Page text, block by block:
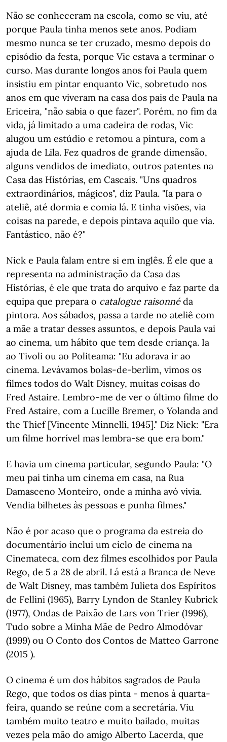
Não se conheceram na escola, como se viu, até
porque Paula tinha menos sete anos. Podiam
mesmo nunca se ter cruzado, mesmo depois do
episódio da festa, porque Vic estava a terminar o
curso. Mas durante longos anos foi Paula quem
insistiu em pintar enquanto Vic, sobretudo nos
anos em que viveram na casa dos pais de Paula na
Ericeira, "não sabia o que fazer". Porém, no fim da
vida, já limitado a uma cadeira de rodas, Vic
alugou um estúdio e retomou a pintura, com a
ajuda de Lila. Fez quadros de grande dimensão,
alguns vendidos de imediato, outros patentes na
Casa das Histórias, em Cascais. "Uns quadros
extraordinários, mágicos", diz Paula. "Ia para o
ateliê, até dormia e comia lá. E tinha visões, via
coisas na parede, e depois pintava aquilo que via.
Fantástico, não é?"
Nick e Paula falam entre si em inglês. É ele que a
representa na administração da Casa das
Histórias, é ele que trata do arquivo e faz parte da
equipa que prepara o catalogue raisonnéda
pintora. Aos sábados, passa a tarde no ateliê com
a mãe a tratar desses assuntos, e depois Paula vai
ao cinema, um hábito que tem desde criança. Ia
ao Tivoli ou ao Politeama: "Eu adorava ir ao
cinema. Levávamos bolas-de-berlim, vimos os
filmes todos do Walt Disney, muitas coisas do
Fred Astaire. Lembro-me de ver o último filme do
Fred Astaire, com a Lucille Bremer, o Yolanda and
the Thief [Vincente Minnelli, 1945]." Diz Nick: "Era
um filme horrível mas lembra-se que era bom."
E havia um cinema particular, segundo Paula: "O
meu pai tinha um cinema em casa, na Rua
Damasceno Monteiro, onde a minha avó vivia.
Vendia bilhetes às pessoas e punha filmes."
Não é por acaso que o programa da estreia do
documentário inclui um ciclo de cinema na
Cinemateca, com dez filmes escolhidos por Paula
Rego, de 5 a 28 de abril. Lá está a Branca de Neve
de Walt Disney, mas também Julieta dos Espíritos
de Fellini (1965), Barry Lyndon de Stanley Kubrick
(1977), Ondas de Paixão de Lars von Trier (1996),
Tudo sobre a Minha Mãe de Pedro Almodóvar
(1999) ou O Conto dos Contos de Matteo Garrone
(2015 ).
O cinema é um dos hábitos sagrados de Paula
Rego, que todos os dias pinta - menos à quarta-
feira, quando se reúne com a secretária. Viu
também muito teatro e muito bailado, muitas
vezes pela mão do amigo Alberto Lacerda, que